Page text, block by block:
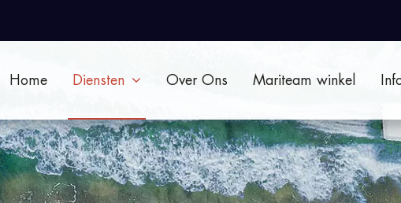
Home Diensten Over Ons Mariteam winkel